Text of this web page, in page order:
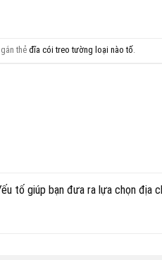
thẻđĩa cói treo tường loại nào tố.
tố giúp bạn đưa ra lựa chọn địa